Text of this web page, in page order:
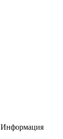
Информация